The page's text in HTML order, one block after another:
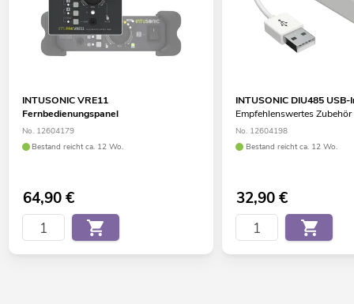
INTUSONIC VRE11
Fernbedienungspanel
No. 12604179
Bestand reicht ca. 12 Wo.
64,90€
INTUSONIC DIU485
Empfehlenswertes Zubehör
No. 12604198
Bestand reicht ca. 12 Wo.
32,90€